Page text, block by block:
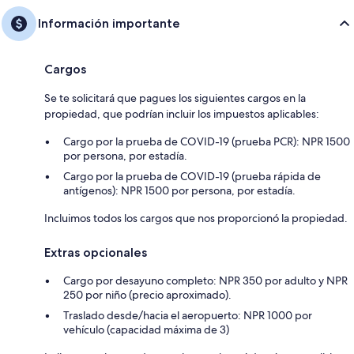
Información importante
Cargos
Se te solicitará que pagues los siguientes cargos en la
propiedad, que podrían incluir los impuestos aplicables:
Cargo por la prueba de COVID-19 (prueba PCR): NPR 1500
por persona, por estadía.
Cargo por la prueba de COVID-19 (prueba rápida de
antígenos): NPR 1500 por persona, por estadía.
Incluimos todos los cargos que nos proporcionó la propiedad.
Extras opcionales
Cargo por desayuno completo: NPR 350 por adulto y NPR
250 por niño (precio aproximado).
Traslado desde/hacia el aeropuerto: NPR 1000 por
vehículo (capacidad máxima de 3)